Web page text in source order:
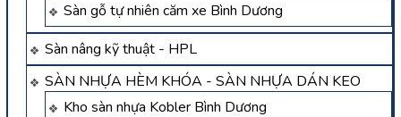
Sàn gỗ tự nhiên căm xe Bình Dương
Sàn nâng kỹ thuật - HPL
SÀN NHỰA HÈM KHÓA - SÀN NHỰA DÁN KEO
Kho sàn nhựa Kobler Bình Dương